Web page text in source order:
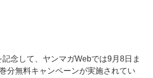
念して、ヤンマガWebでは9月8日ま
分無料キャンペーンが実施されてい